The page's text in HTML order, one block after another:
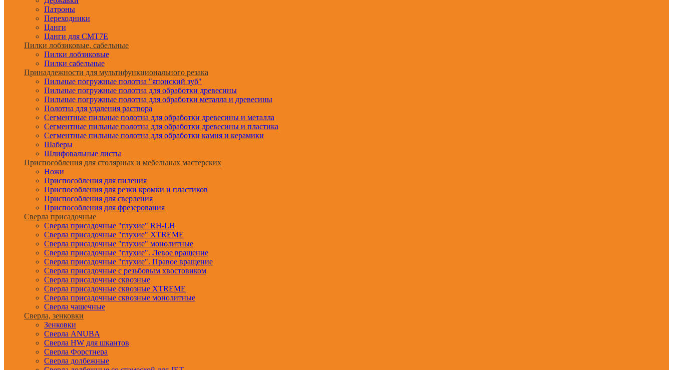
Патроны
Переходники
Цанги
Цанги для CMT7E
Пилки лобзиковые, сабельные
Пилки лобзиковые
Пилки сабельные
Принадлежности для мультифункционального резака
Пильные погружные полотна "японский зуб"
Пильные погружные полотна для обработки древесины
Пильные погружные полотна для обработки металла и древесины
Полотна для удаления раствора
Сегментные пильные полотна для обработки древесины и металла
Сегментные пильные полотна для обработки древесины и пластика
Сегментные пильные полотна для обработки камня и керамики
Шаберы
Шлифовальные листы
Приспособления для столярных и мебельных мастерских
Ножи
Приспособления для пиления
Приспособления для резки кромки и пластиков
Приспособления для сверления
Приспособления для фрезерования
Сверла присадочные
Сверла присадочные "глухие" RH-LH
Сверла присадочные "глухие" XTREME
Сверла присадочные "глухие" монолитные
Сверла присадочные "глухие". Левое вращение
Сверла присадочные "глухие". Правое вращение
Сверла присадочные с резьбовым хвостовиком
Сверла присадочные сквозные
Сверла присадочные сквозные XTREME
Сверла присадочные сквозные монолитные
Сверла чашечные
Сверла, зенковки
Зенковки
Сверла ANUBA
Сверла HW для шкантов
Сверла Форстнера
Сверла долбежные